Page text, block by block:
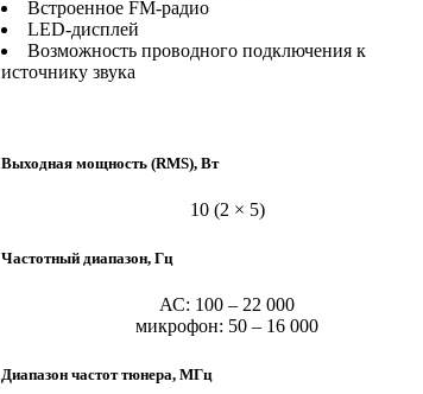
Встроенное FM-радио
LED-дисплей
Возможность проводного подключения к
источнику звука
Выходная мощность (RMS), Вт
10 (2 × 5)
Частотный диапазон, Гц
АС: 100 – 22 000
микрофон: 50 – 16 000
Диапазон частот тюнера, МГц